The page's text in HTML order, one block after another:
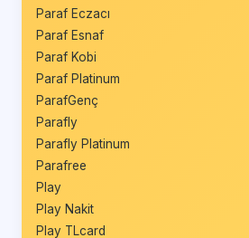
Paraf Eczacı
Paraf Esnaf
Paraf Kobi
Paraf Platinum
ParafGenç
Parafly
Parafly Platinum
Parafree
Play
Play Nakit
Play TLcard